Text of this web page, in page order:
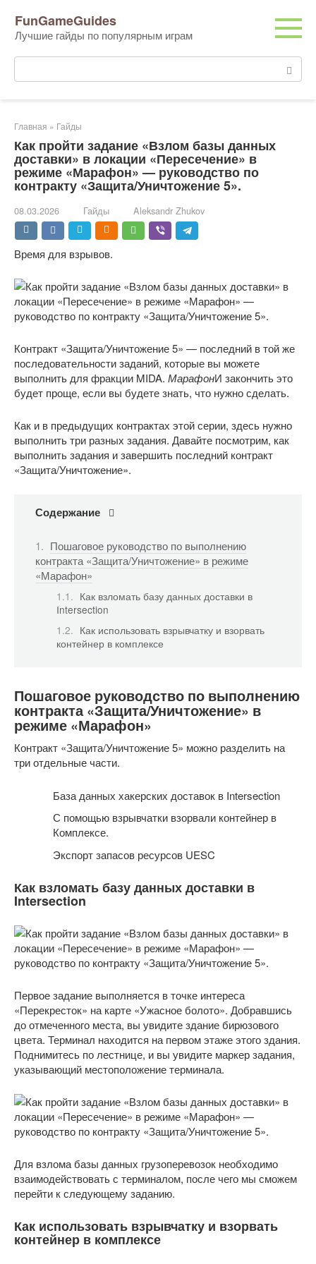
контенту
FunGameGuides
Лучшие гайды по популярным играм
Поиск:
Главная » Гайды
Как пройти задание «Взлом базы данных
доставки» в локации «Пересечение» в
режиме «Марафон» — руководство по
контракту «Защита/Уничтожение 5».
08.03.2026 Гайды Aleksandr Zhukov
Время для взрывов.
Контракт «Защита/Уничтожение 5» — последний в той же
последовательности заданий, которые вы можете
выполнить для фракции MIDA. МарафонИ закончить это
будет проще, если вы будете знать, что нужно сделать.
Как и в предыдущих контрактах этой серии, здесь нужно
выполнить три разных задания. Давайте посмотрим, как
выполнить задания и завершить последний контракт
«Защита/Уничтожение».
Содержание
Пошаговое руководство по выполнению
контракта «Защита/Уничтожение» в режиме
«Марафон»
Как взломать базу данных доставки в
Intersection
Как использовать взрывчатку и взорвать
контейнер в комплексе
Пошаговое руководство по выполнению
контракта «Защита/Уничтожение» в
режиме «Марафон»
Контракт «Защита/Уничтожение 5» можно разделить на
три отдельные части.
База данных хакерских доставок в Intersection
С помощью взрывчатки взорвали контейнер в
Комплексе.
Экспорт запасов ресурсов UESC
Как взломать базу данных доставки в
Intersection
Первое задание выполняется в точке интереса
«Перекресток» на карте «Ужасное болото». Добравшись
до отмеченного места, вы увидите здание бирюзового
цвета. Терминал находится на первом этаже этого здания.
Поднимитесь по лестнице, и вы увидите маркер задания,
указывающий местоположение терминала.
Для взлома базы данных грузоперевозок необходимо
взаимодействовать с терминалом, после чего мы сможем
перейти к следующему заданию.
Как использовать взрывчатку и взорвать
контейнер в комплексе